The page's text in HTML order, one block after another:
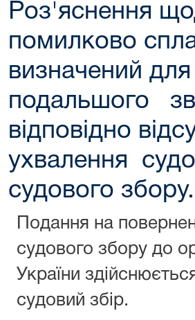
Роз'яснення
помилково
визначений
подальшого
відповідно
ухвалення
судового
Подання на
судового збору до
України
судовий збір.